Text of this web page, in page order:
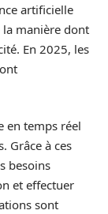
artificielle
la manière dont
En 2025, les
en temps réel
Grâce à ces
besoins
et effectuer
sont